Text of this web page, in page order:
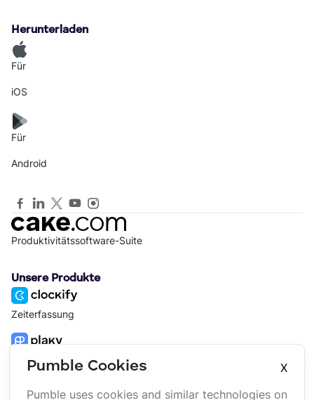
Herunterladen
Für
iOS
Für
Android
Produktivitätssoftware-Suite
Unsere Produkte
Zeiterfassung
Projektmanagement
Pumble Cookies
X
Pumble uses cookies and similar technologies on